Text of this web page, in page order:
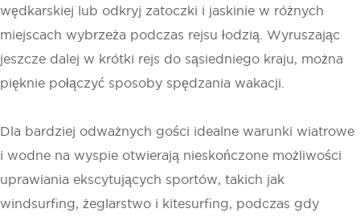
wędkarskiej lub odkryj zatoczki i jaskinie w różnych
miejscach wybrzeża podczas rejsu łodzią. Wyruszając
jeszcze dalej w krótki rejs do sąsiedniego kraju, można
pięknie połączyć sposoby spędzania wakacji.
Dla bardziej odważnych gości idealne warunki wiatrowe
i wodne na wyspie otwierają nieskończone możliwości
uprawiania ekscytujących sportów, takich jak
windsurfing, żeglarstwo i kitesurfing, podczas gdy